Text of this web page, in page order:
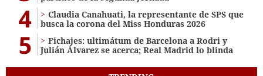
4
Claudia Canahuati, la representante de SPS que
busca la corona del Miss Honduras 2026
5
Fichajes: ultimátum de Barcelona a Rodri y
Julián Álvarez se acerca; Real Madrid lo blinda